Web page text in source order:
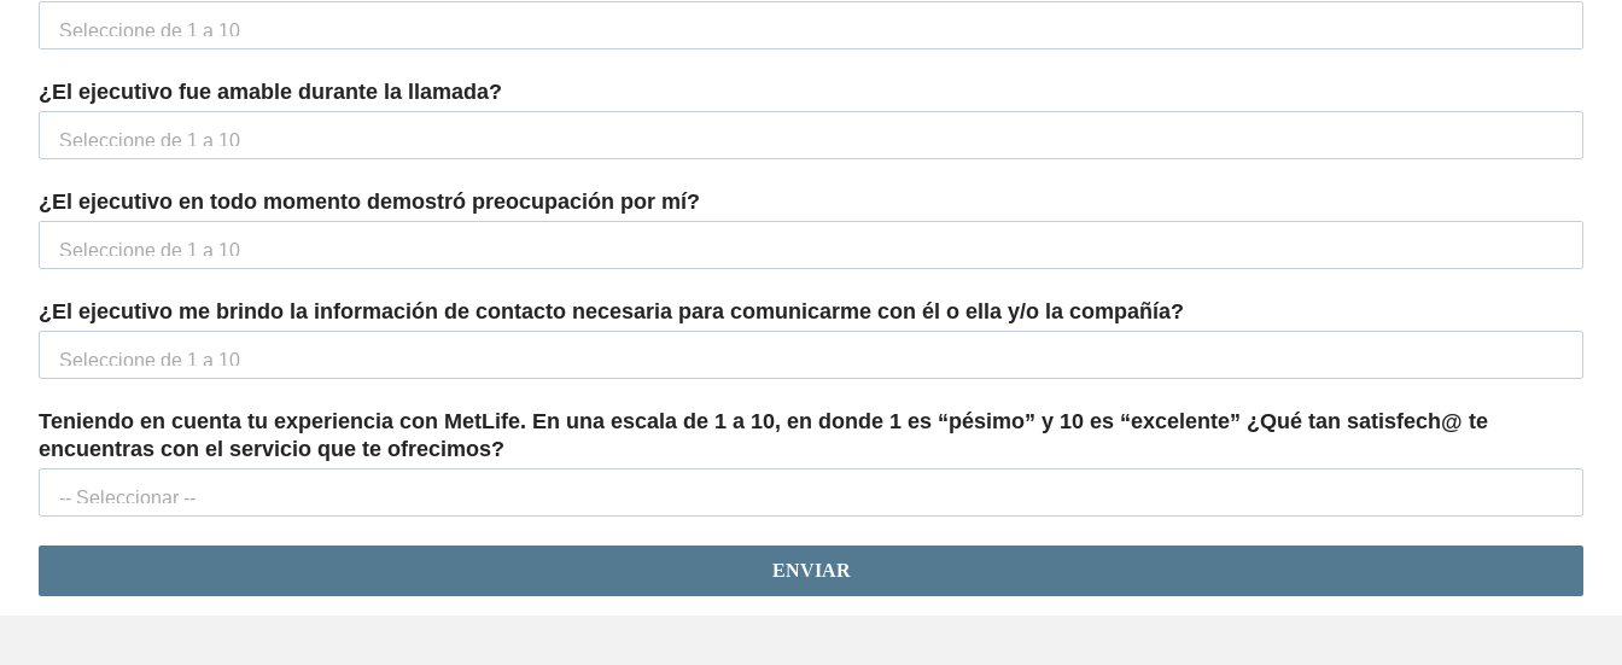
¿El ejecutivo fue amable durante la llamada?
¿El ejecutivo en todo momento demostró preocupación por mí?
¿El ejecutivo me brindo la información de contacto necesaria para comunicarme con él o ella y/o la compañía?
Teniendo en cuenta tu experiencia con MetLife. En una escala de 1 a 10, en donde 1 es “pésimo” y 10 es “excelente” ¿Qué tan satisfech@ te
encuentras con el servicio que te ofrecimos?
ENVIAR